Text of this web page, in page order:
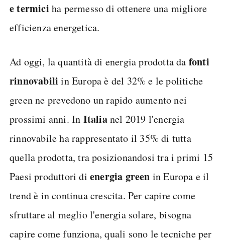
e termici ha permesso di ottenere una migliore
efficienza energetica.
Ad oggi, la quantità di energia prodotta da fonti
rinnovabili in Europa è del 32% e le politiche
green ne prevedono un rapido aumento nei
prossimi anni. In Italianel 2019 l'energia
rinnovabile ha rappresentato il 35% di tutta
quella prodotta, tra posizionandosi tra i primi 15
Paesi produttori di energia green in Europa e il
trend è in continua crescita. Per capire come
sfruttare al meglio l'energia solare, bisogna
capire come funziona, quali sono le tecniche per